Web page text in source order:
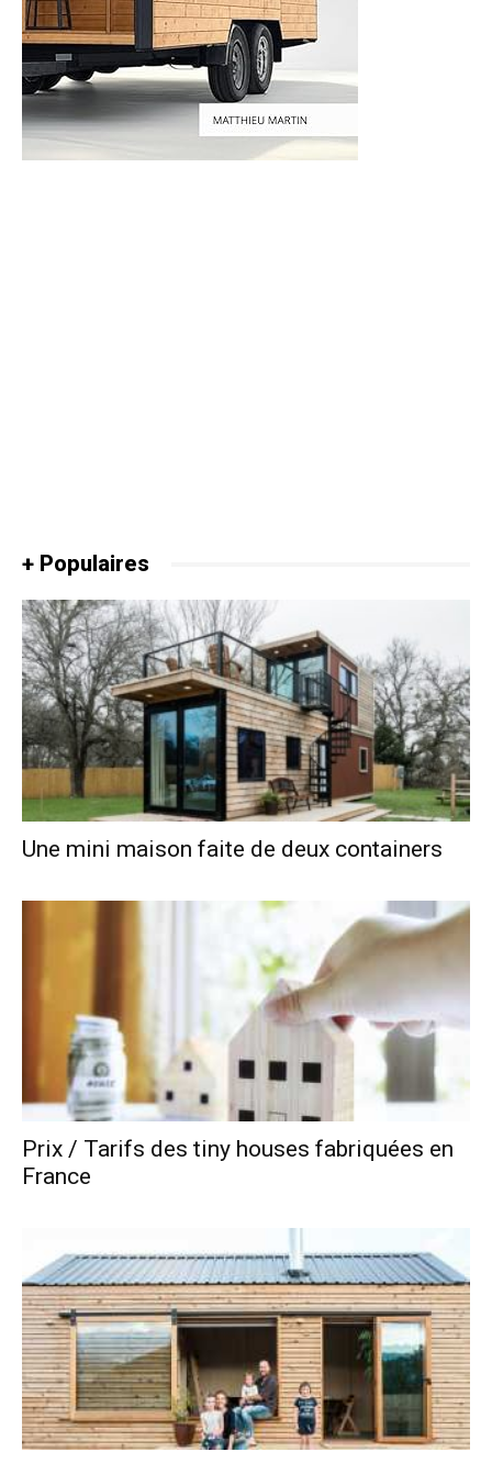
+ Populaires
Une mini maison faite de deux containers
Prix / Tarifs des tiny houses fabriquées en
France